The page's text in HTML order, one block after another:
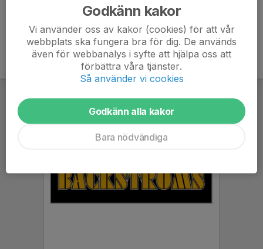
Godkänn kakor
Vi använder oss av kakor (cookies) för att vår
webbplats ska fungera bra för dig. De används
även för webbanalys i syfte att hjälpa oss att
förbättra våra tjänster.
Så använder vi cookies
Godkänn alla kakor
Bara nödvändiga